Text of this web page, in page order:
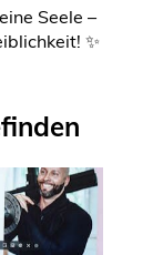
Seele –
✨